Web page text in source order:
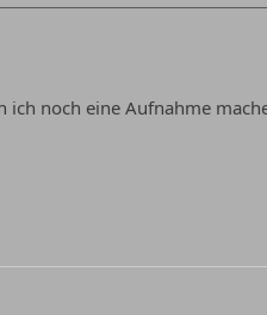
noch eine Aufnahme